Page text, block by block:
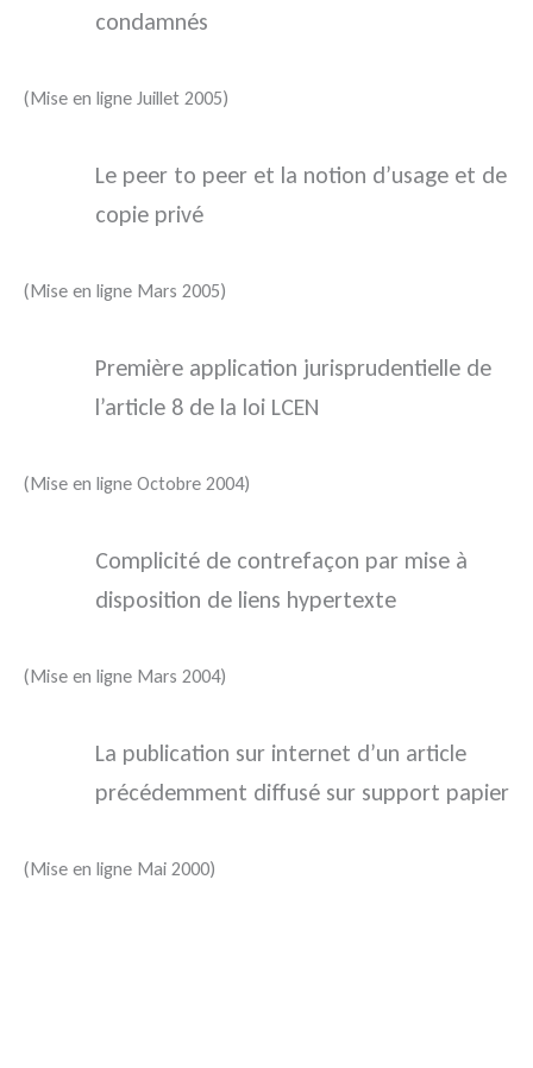
condamnés
(Mise en ligne Juillet 2005)
Le peer to peer et la notion d’usage et de
copie privé
(Mise en ligne Mars 2005)
Première application jurisprudentielle de
l’article 8 de la loi LCEN
(Mise en ligne Octobre 2004)
Complicité de contrefaçon par mise à
disposition de liens hypertexte
(Mise en ligne Mars 2004)
La publication sur internet d’un article
précédemment diffusé sur support papier
(Mise en ligne Mai 2000)